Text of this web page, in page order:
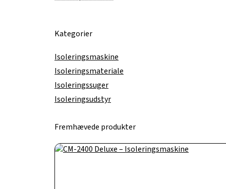
Kategorier
Isoleringsmaskine
Isoleringsmateriale
Isoleringssuger
Isoleringsudstyr
Fremhævede produkter